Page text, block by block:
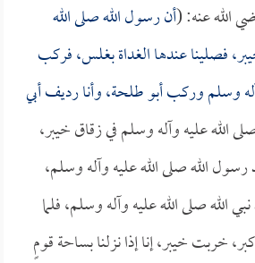
الله عنه: (أن رسول الله صلى الله
فصلينا عندها الغداة بغلس، فركب
وسلم وركبأبو طلحة، وأنا رديفأبي
الله عليه وآله وسلم في زقاق خيبر،
الله صلى الله عليه وآله وسلم،
الله صلى الله عليه وآله وسلم، فلما
خربت خيبر، إنا إذا نزلنا بساحة قومٍ